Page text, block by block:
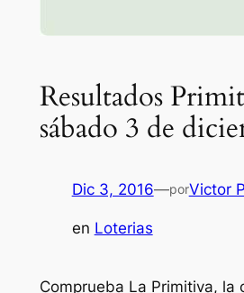
Resultados
sábado 3 de
Dic 3, 2016—porVictor
en Loterias
Comprueba La Primitiva, la